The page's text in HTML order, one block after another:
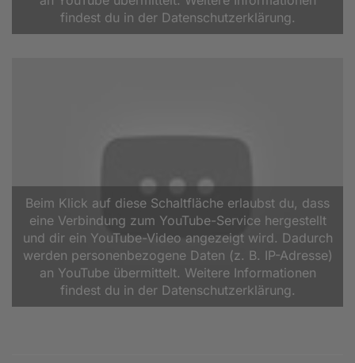
findest du in der Datenschutzerklärung.
Beim Klick auf diese Schaltfläche erlaubst du, dass
eine Verbindung zum YouTube-Service hergestellt
und dir ein YouTube-Video angezeigt wird. Dadurch
werden personenbezogene Daten (z. B. IP-Adresse)
an YouTube übermittelt. Weitere Informationen
findest du in der Datenschutzerklärung.